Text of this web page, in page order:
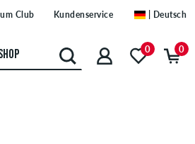
Club Kundenservice | Deutsch
0 0